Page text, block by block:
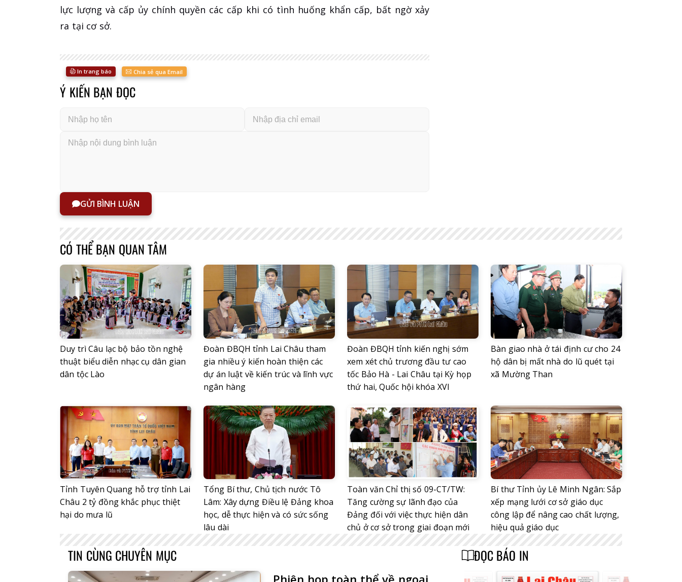
lực lượng và cấp ủy chính quyền các cấp khi có tình huống khẩn cấp, bất ngờ xảy
ra tại cơ sở.
In trang báo Chia sẻ qua Email
Ý KIẾN BẠN ĐỌC
GỬI BÌNH LUẬN
CÓ THỂ BẠN QUAN TÂM
Duy trì Câu lạc bộ bảo tồn nghệ
thuật biểu diễn nhạc cụ dân gian
dân tộc Lào
Đoàn ĐBQH tỉnh Lai Châu tham
gia nhiều ý kiến hoàn thiện các
dự án luật về kiến trúc và lĩnh vực
ngân hàng
Đoàn ĐBQH tỉnh kiến nghị sớm
xem xét chủ trương đầu tư cao
tốc Bảo Hà - Lai Châu tại Kỳ họp
thứ hai, Quốc hội khóa XVI
Bàn giao nhà ở tái định cư cho 24
hộ dân bị mất nhà do lũ quét tại
xã Mường Than
Tỉnh Tuyên Quang hỗ trợ tỉnh Lai
Châu 2 tỷ đồng khắc phục thiệt
hại do mưa lũ
Tổng Bí thư, Chủ tịch nước Tô
Lâm: Xây dựng Điều lệ Đảng khoa
học, dễ thực hiện và có sức sống
lâu dài
Toàn văn Chỉ thị số 09-CT/TW:
Tăng cường sự lãnh đạo của
Đảng đối với việc thực hiện dân
chủ ở cơ sở trong giai đoạn mới
Bí thư Tỉnh ủy Lê Minh Ngân: Sắp
xếp mạng lưới cơ sở giáo dục
công lập để nâng cao chất lượng,
hiệu quả giáo dục
TIN CÙNG CHUYÊN MỤC ĐỌC BÁO IN